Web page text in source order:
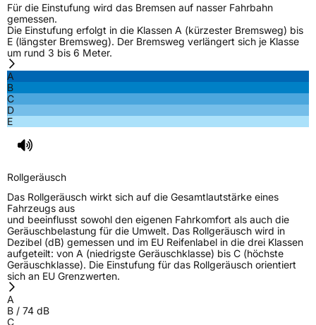
Für die Einstufung wird das Bremsen auf nasser Fahrbahn
gemessen.
Die Einstufung erfolgt in die Klassen A (kürzester Bremsweg) bis
E (längster Bremsweg). Der Bremsweg verlängert sich je Klasse
um rund 3 bis 6 Meter.
A
B
C
D
E
Rollgeräusch
Das Rollgeräusch wirkt sich auf die Gesamtlautstärke eines
Fahrzeugs aus
und beeinflusst sowohl den eigenen Fahrkomfort als auch die
Geräuschbelastung für die Umwelt. Das Rollgeräusch wird in
Dezibel (dB) gemessen und im EU Reifenlabel in die drei Klassen
aufgeteilt: von A (niedrigste Geräuschklasse) bis C (höchste
Geräuschklasse). Die Einstufung für das Rollgeräusch orientiert
sich an EU Grenzwerten.
A
B / 74 dB
C